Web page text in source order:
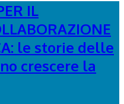
IL
le storie delle
crescere la